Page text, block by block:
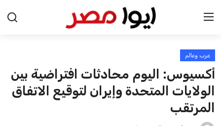
الرئيسية
اخبار مصر
عرب وعالم
عرب وعالم
أكسيوس: اليوم محادثات افتراضية بين
الولايات المتحدة وإيران لتوقيع الاتفاق
المرتقب